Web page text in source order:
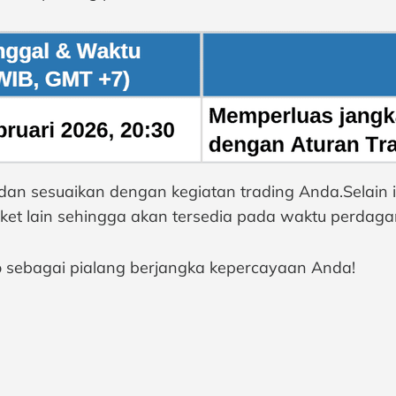
sesuaikan dengan kegiatan trading
lain sehingga akan tersedia pada waktu
pialang berjangka kepercayaan Anda!